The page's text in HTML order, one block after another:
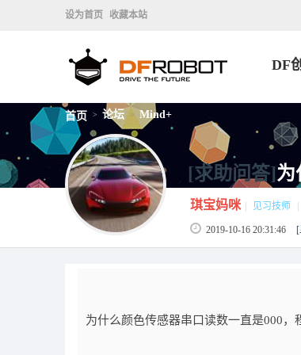
设为首页 收藏本站
DF
首页 > 论坛 > Mind+
[求助问答]为
琪宝妈咪 见习技师
2019-10-16 20:31:46
为什么颜色传感器串口读数一直是000，